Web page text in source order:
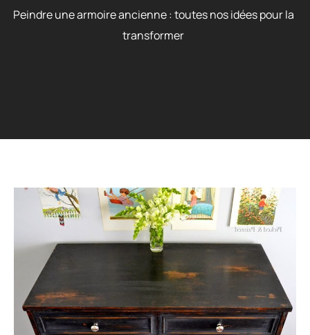
Peindre une armoire ancienne : toutes nos idées pour la
transformer